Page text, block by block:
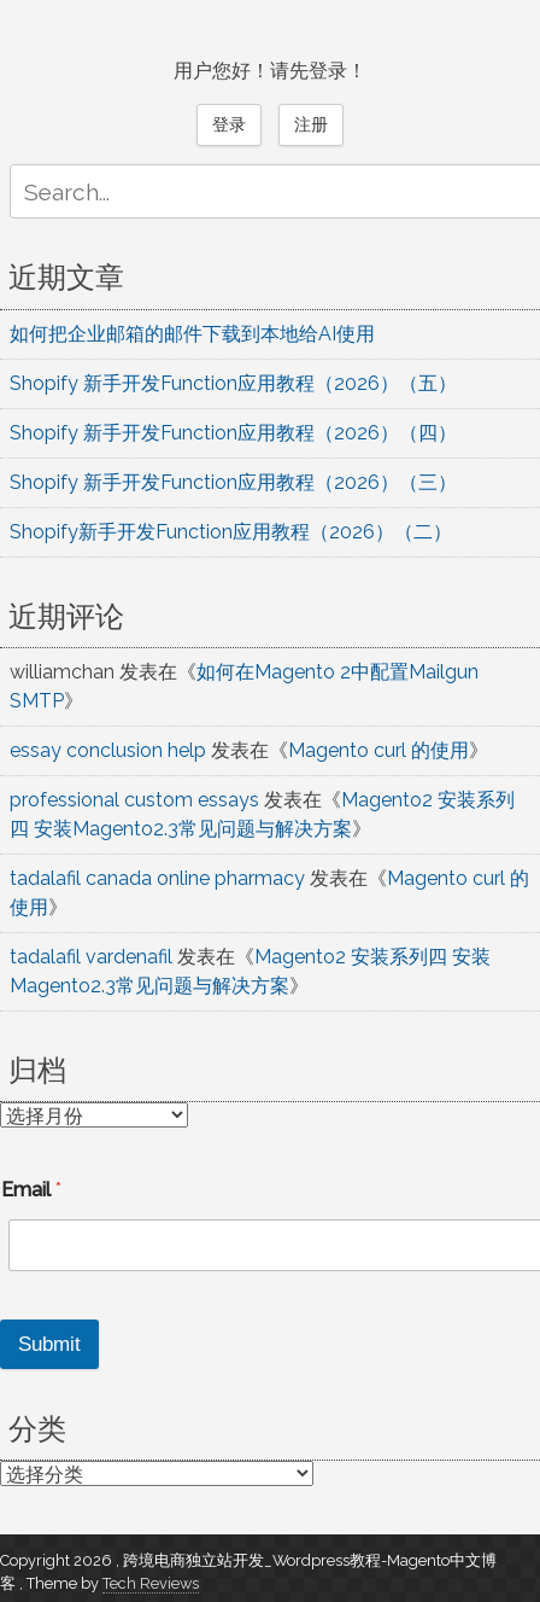
用户您好！请先登录！
登录 注册
for:
近期文章
如何把企业邮箱的邮件下载到本地给AI使用
Shopify 新手开发Function应用教程（2026）（五）
Shopify 新手开发Function应用教程（2026）（四）
Shopify 新手开发Function应用教程（2026）（三）
Shopify新手开发Function应用教程（2026）（二）
近期评论
williamchan 发表在《如何在Magento 2中配置Mailgun
SMTP》
essay conclusion help 发表在《Magento curl 的使用》
professional custom essays 发表在《Magento2 安装系列
四 安装Magento2.3常见问题与解决方案》
tadalafil canada online pharmacy 发表在《Magento curl 的
使用》
tadalafil vardenafil 发表在《Magento2 安装系列四 安装
Magento2.3常见问题与解决方案》
归档
归
Email*
Submit
分类
分
Copyright 2026 , 跨境电商独立站开发_Wordpress教程-Magento中文博
客 ,Theme byTech Reviews